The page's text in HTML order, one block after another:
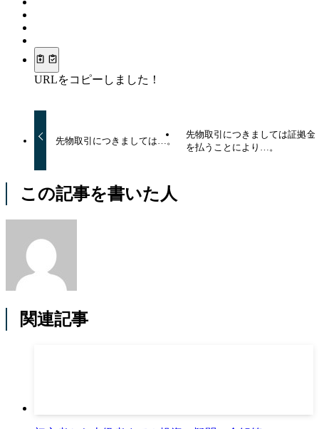
URLをコピーしました！
先物取引につきましては…。
先物取引につきましては証拠金
を払うことにより…。
この記事を書いた人
関連記事